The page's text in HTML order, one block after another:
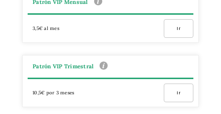
Patrón VIP Mensual
3,5€ al mes Ir
Patrón VIP Trimestral
10,5€ por 3 meses Ir